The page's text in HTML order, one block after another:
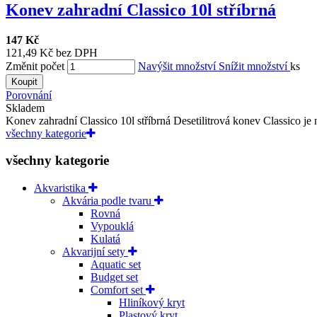
Konev zahradní Classico 10l stříbrná
147 Kč
121,49 Kč bez DPH
Změnit počet
Navýšit množství Snížit množstvíks
Koupit
Porovnání
Skladem
Konev zahradní Classico 10l stříbrná Desetilitrová konev Classico je
všechny kategorie
všechny kategorie
Akvaristika
Akvária podle tvaru
Rovná
Vypouklá
Kulatá
Akvarijní sety
Aquatic set
Budget set
Comfort set
Hliníkový kryt